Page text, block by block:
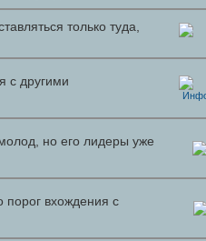
только туда,
с другими
но его лидеры уже
вхождения с